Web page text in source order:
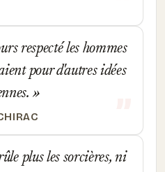
respecté les hommes
pour d'autres idées
plus les sorcières, ni